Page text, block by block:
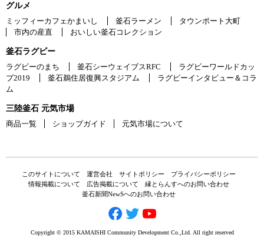
グルメ
ミッフィーカフェかまいし
釜石ラーメン
タウンポート大町
市内の産直
おいしい釜石コレクション
釜石ラグビー
ラグビーのまち
釜石シーウェイブスRFC
ラグビーワールドカッ
プ2019
釜石鵜住居復興スタジアム
ラグビーインタビュー＆コラ
ム
三陸釜石 元気市場
商品一覧
ショップガイド 元気市場について
このサイトについて 運営会社 サイトポリシー
プライバシーポリシー
情報掲載について
広告掲載について
縁とらんすへのお問い合わせ
釜石新聞NewSへのお問い合わせ
Copyright © 2015 KAMAISHI Community Development Co.,Ltd. All right reserved